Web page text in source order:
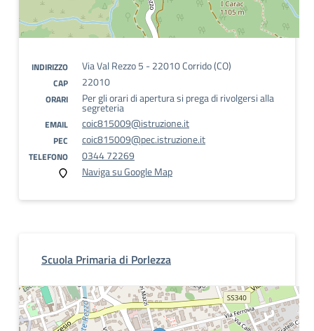
INDIRIZZO Via Val Rezzo 5 - 22010 Corrido (CO)
CAP 22010
ORARI Per gli orari di apertura si prega di rivolgersi alla
segreteria
EMAIL coic815009@istruzione.it
PEC coic815009@pec.istruzione.it
TELEFONO
0344 72269
Naviga su Google Map
Scuola Primaria di Porlezza